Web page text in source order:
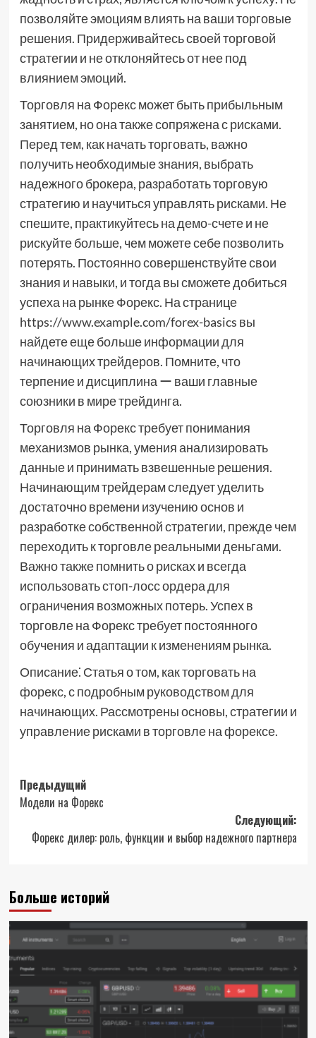
позволяйте эмоциям влиять на ваши торговые
решения. Придерживайтесь своей торговой
стратегии и не отклоняйтесь от нее под
влиянием эмоций.
Торговля на Форекс может быть прибыльным
занятием, но она также сопряжена с рисками.
Перед тем, как начать торговать, важно
получить необходимые знания, выбрать
надежного брокера, разработать торговую
стратегию и научиться управлять рисками. Не
спешите, практикуйтесь на демо-счете и не
рискуйте больше, чем можете себе позволить
потерять. Постоянно совершенствуйте свои
знания и навыки, и тогда вы сможете добиться
успеха на рынке Форекс. На странице
https://www.example.com/forex-basics вы
найдете еще больше информации для
начинающих трейдеров. Помните, что
терпение и дисциплина ー ваши главные
союзники в мире трейдинга.
Торговля на Форекс требует понимания
механизмов рынка, умения анализировать
данные и принимать взвешенные решения.
Начинающим трейдерам следует уделить
достаточно времени изучению основ и
разработке собственной стратегии, прежде чем
переходить к торговле реальными деньгами.
Важно также помнить о рисках и всегда
использовать стоп-лосс ордера для
ограничения возможных потерь. Успех в
торговле на Форекс требует постоянного
обучения и адаптации к изменениям рынка.
Описание⁚ Статья о том, как торговать на
форекс, с подробным руководством для
начинающих. Рассмотрены основы, стратегии и
управление рисками в торговле на форексе.
Навигация
записи
Предыдущий
Модели на Форекс
Следующий:
Форекс дилер: роль, функции и выбор надежного партнера
Больше историй